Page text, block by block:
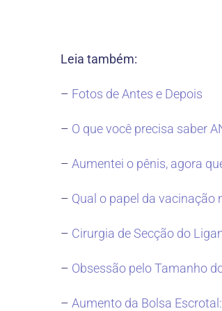
Leia também:
– Fotos de Antes e Depois
– O que você precisa saber
– Aumentei o pênis, agora
– Qual o papel da vacinação
– Cirurgia de Secção do
– Obsessão pelo Tamanho
– Aumento da Bolsa